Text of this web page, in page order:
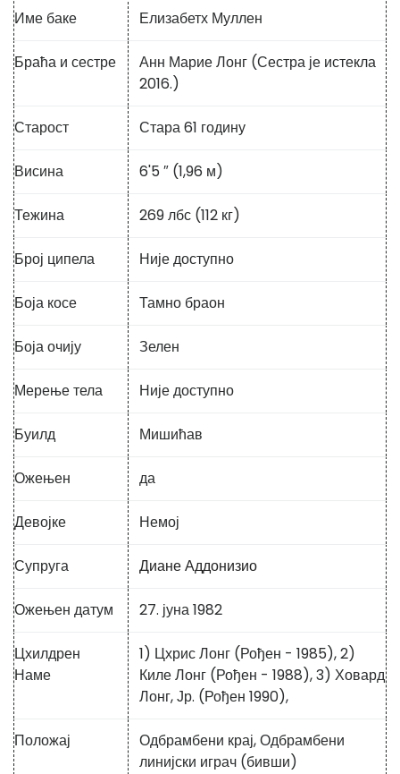
Име баке Елизабетх Муллен
Браћа и сестре
Анн Марие Лонг (Сестра је истекла
2016.)
Старост Стара 61 годину
Висина 6'5 ″ (1,96 м)
Тежина 269 ​​лбс (112 кг)
Број ципела Није доступно
Боја косе Тамно браон
Боја очију Зелен
Мерење тела Није доступно
Буилд Мишићав
Ожењен да
Девојке Немој
Супруга Диане Аддонизио
Ожењен датум 27. јуна 1982
Цхилдрен
Наме
1) Цхрис Лонг (Рођен - 1985), 2)
Киле Лонг (Рођен - 1988), 3) Ховард
Лонг, Јр. (Рођен 1990),
Положај
Одбрамбени крај, Одбрамбени
линијски играч (бивши)